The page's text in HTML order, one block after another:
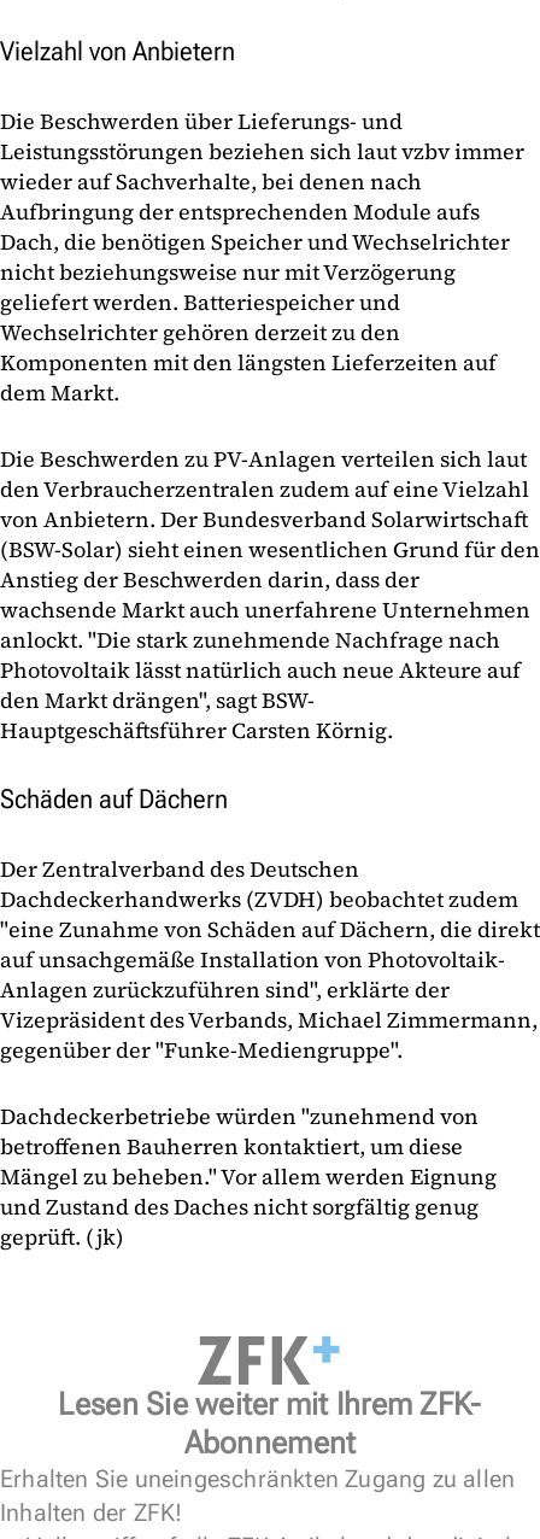
Vielzahl von Anbietern
Die Beschwerden über Lieferungs- und
Leistungsstörungen beziehen sich laut vzbv immer
wieder auf Sachverhalte, bei denen nach
Aufbringung der entsprechenden Module aufs
Dach, die benötigen Speicher und Wechselrichter
nicht beziehungsweise nur mit Verzögerung
geliefert werden. Batteriespeicher und
Wechselrichter gehören derzeit zu den
Komponenten mit den längsten Lieferzeiten auf
dem Markt.
Die Beschwerden zu PV-Anlagen verteilen sich laut
den Verbraucherzentralen zudem auf eine Vielzahl
von Anbietern. Der Bundesverband Solarwirtschaft
(BSW-Solar) sieht einen wesentlichen Grund für den
Anstieg der Beschwerden darin, dass der
wachsende Markt auch unerfahrene Unternehmen
anlockt. "Die stark zunehmende Nachfrage nach
Photovoltaik lässt natürlich auch neue Akteure auf
den Markt drängen", sagt BSW-
Hauptgeschäftsführer Carsten Körnig.
Schäden auf Dächern
Der Zentralverband des Deutschen
Dachdeckerhandwerks (ZVDH) beobachtet zudem
"eine Zunahme von Schäden auf Dächern, die direkt
auf unsachgemäße Installation von Photovoltaik-
Anlagen zurückzuführen sind", erklärte der
Vizepräsident des Verbands, Michael Zimmermann,
gegenüber der "Funke-Mediengruppe".
Dachdeckerbetriebe würden "zunehmend von
betroffenen Bauherren kontaktiert, um diese
Mängel zu beheben." Vor allem werden Eignung
und Zustand des Daches nicht sorgfältig genug
geprüft. (jk)
Lesen Sie weiter mit Ihrem ZFK-
Abonnement
Erhalten Sie uneingeschränkten Zugang zu allen
Inhalten der ZFK!